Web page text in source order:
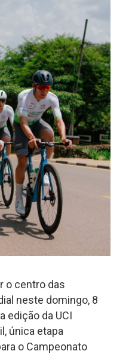
o centro das
neste domingo, 8
edição da UCI
única etapa
o Campeonato